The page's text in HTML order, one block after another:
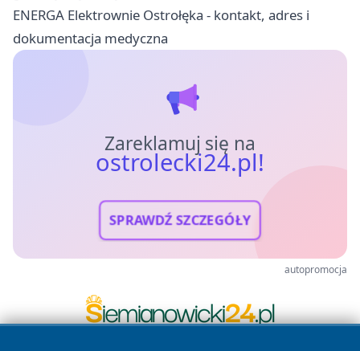
ENERGA Elektrownie Ostrołęka - kontakt, adres i
dokumentacja medyczna
Zareklamuj się na
ostrolecki24.pl!
SPRAWDŹ SZCZEGÓŁY
autopromocja